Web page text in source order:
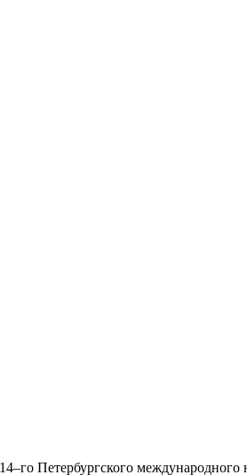
Петербургского